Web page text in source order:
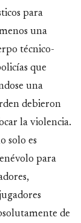
para
una
técnico-
que
una
debieron
la violencia.
solo es
para
de